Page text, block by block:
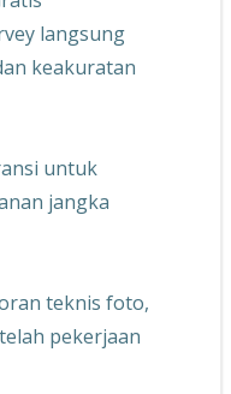
langsung
keakuratan
untuk
jangka
teknis foto,
pekerjaan